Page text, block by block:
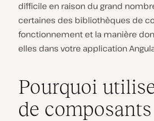
difficile en raison du grand
certaines des bibliothèques de
fonctionnement et la manière
elles dans votre application
Pourquoi
de composants